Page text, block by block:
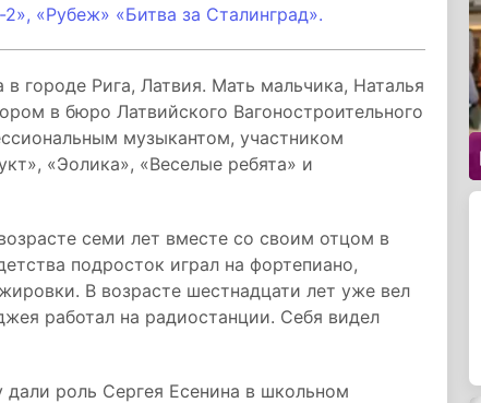
«Рубеж» «Битва за Сталинград».
городе Рига, Латвия. Мать мальчика, Наталья
в бюро Латвийского Вагоностроительного
музыкантом, участником
«Эолика», «Веселые ребята» и
семи лет вместе со своим отцом в
подросток играл на фортепиано,
В возрасте шестнадцати лет уже вел
работал на радиостанции. Себя видел
роль Сергея Есенина в школьном